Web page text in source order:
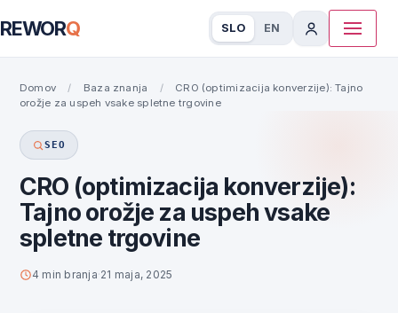
REWORQ SLO EN
Domov / Baza znanja /
CRO (optimizacija konverzije): Tajno
orožje za uspeh vsake spletne trgovine
SEO
CRO (optimizacija konverzije):
Tajno orožje za uspeh vsake
spletne trgovine
4 min branja·21 maja, 2025